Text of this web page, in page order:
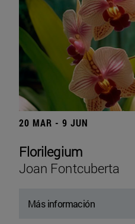
20 MAR - 9 JUN
Florilegium
Joan Fontcuberta
Más información